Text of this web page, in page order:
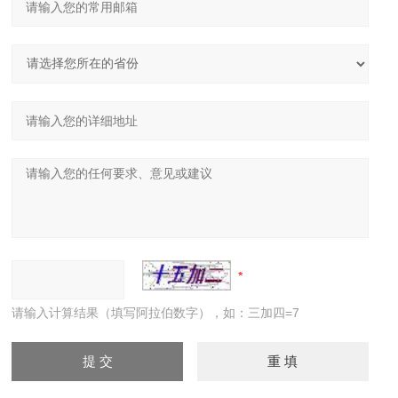
请输入计算结果（填写阿拉伯数字），如：三加四=7